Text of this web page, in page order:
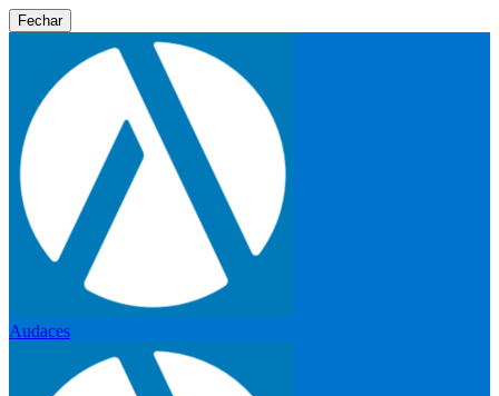
Fechar
Audaces